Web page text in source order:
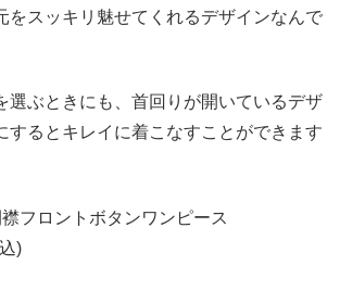
をスッキリ魅せてくれるデザインなんで
選ぶときにも、首回りが開いているデザ
するとキレイに着こなすことができます
フロントボタンワンピース
)